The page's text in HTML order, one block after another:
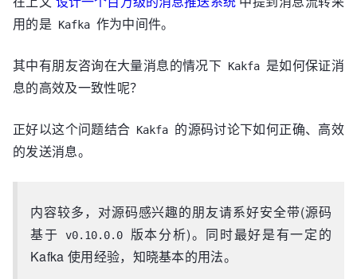
用的是
Kafka 作为中间件。
其中有朋友咨询在大量消息的情况下 Kakfa 是如何保证消
息的高效及一致性呢？
正好以这个问题结合 Kakfa 的源码讨论下如何正确、高效
的发送消息。
内容较多，对源码感兴趣的朋友请系好安全带(源码
基于
v0.10.0.0
版本分析)。同时最好是有一定的
Kafka 使用经验，知晓基本的用法。